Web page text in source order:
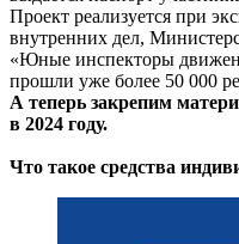
Проект реализуется при
внутренних дел,
«Юные инспекторы
прошли уже более 50 000
А теперь закрепим
в 2024 году.
Что такое средства